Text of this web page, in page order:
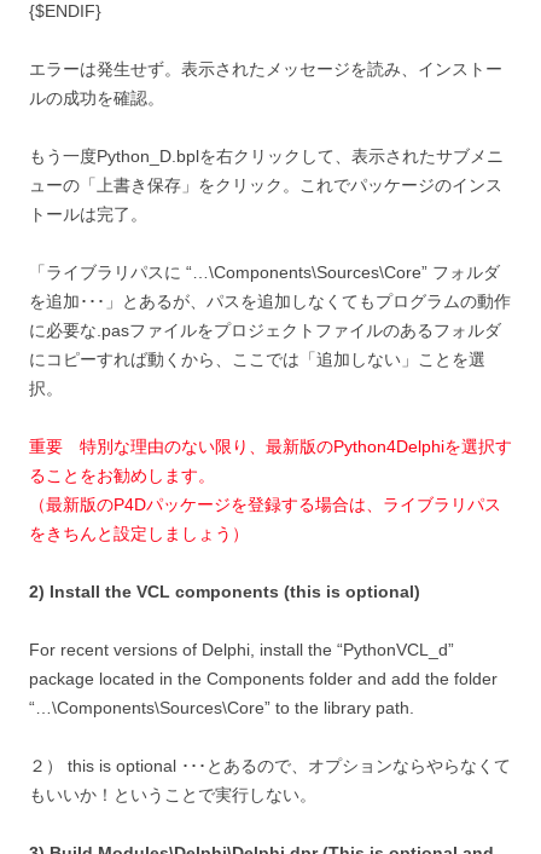
{$ENDIF}
エラーは発生せず。表示されたメッセージを読み、インストー
ルの成功を確認。
もう一度Python_D.bplを右クリックして、表示されたサブメニ
ューの「上書き保存」をクリック。これでパッケージのインス
トールは完了。
「ライブラリパスに “…\Components\Sources\Core” フォルダ
を追加･･･」とあるが、パスを追加しなくてもプログラムの動作
に必要な.pasファイルをプロジェクトファイルのあるフォルダ
にコピーすれば動くから、ここでは「追加しない」ことを選
択。
重要 特別な理由のない限り、最新版のPython4Delphiを選択す
ることをお勧めします。
（最新版のP4Dパッケージを登録する場合は、ライブラリパス
をきちんと設定しましょう）
2) Install the VCL components (this is optional)
For recent versions of Delphi, install the “PythonVCL_d”
package located in the Components folder and add the folder
“…\Components\Sources\Core” to the library path.
２） this is optional ･･･とあるので、オプションならやらなくて
もいいか！ということで実行しない。